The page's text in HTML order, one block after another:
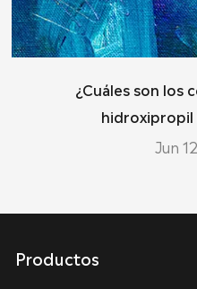
¿Cuáles son los
hidroxipropil
Jun
Productos